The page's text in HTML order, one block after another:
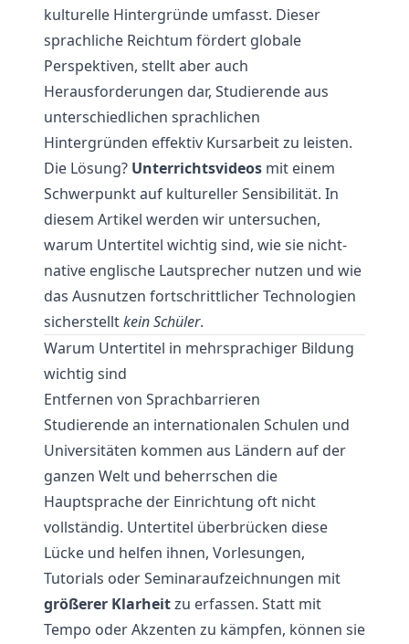
kulturelle Hintergründe umfasst. Dieser
sprachliche Reichtum fördert globale
Perspektiven, stellt aber auch
Herausforderungen dar, Studierende aus
unterschiedlichen sprachlichen
Hintergründen effektiv Kursarbeit zu leisten.
Die Lösung? Unterrichtsvideos mit einem
Schwerpunkt auf kultureller Sensibilität. In
diesem Artikel werden wir untersuchen,
warum Untertitel wichtig sind, wie sie nicht-
native englische Lautsprecher nutzen und wie
das Ausnutzen fortschrittlicher Technologien
sicherstelltkein Schüler.
Warum Untertitel in mehrsprachiger Bildung
wichtig sind
Entfernen von Sprachbarrieren
Studierende an internationalen Schulen und
Universitäten kommen aus Ländern auf der
ganzen Welt und beherrschen die
Hauptsprache der Einrichtung oft nicht
vollständig. Untertitel überbrücken diese
Lücke und helfen ihnen, Vorlesungen,
Tutorials oder Seminaraufzeichnungen mit
größerer Klarheitzu erfassen. Statt mit
Tempo oder Akzenten zu kämpfen, können sie